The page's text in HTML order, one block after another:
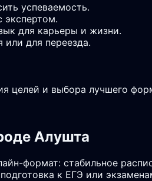
успеваемость.
экспертом.
для карьеры и жизни.
для переезда.
целей и выбора лучшего
Алушта
формат: стабильное
к ЕГЭ или